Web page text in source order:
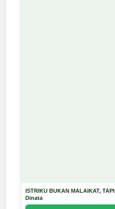
ISTRIKU BUKAN MALAIKAT,
Dinata